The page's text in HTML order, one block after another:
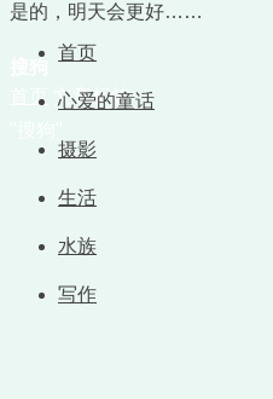
是的，明天会更好……
首页
心爱的童话
摄影
生活
水族
写作
首页
文章标签